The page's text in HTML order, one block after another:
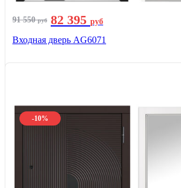
91 550руб 82 395 руб
Входная дверь AG6071
-10%